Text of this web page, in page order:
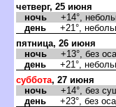
четверг, 25 июня
ночь +14°,
день +21°,
пятница, 26 июня
ночь +13°, без
день +21°,
суббота, 27 июня
ночь +14°, без
день +23°, без